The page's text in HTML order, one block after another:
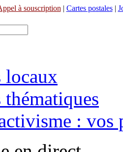
à souscription | Cartes postales|
: vos